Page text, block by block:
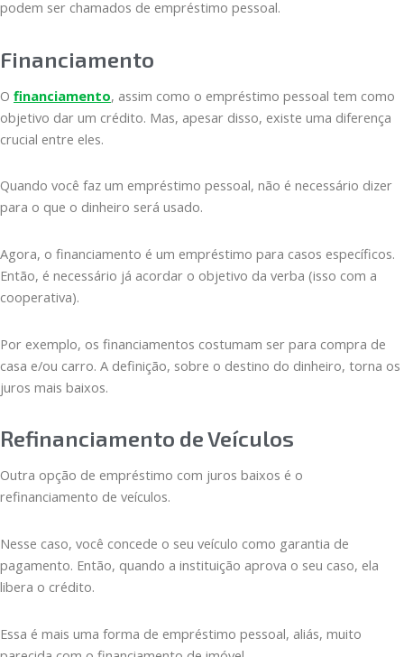
podem ser chamados de empréstimo pessoal.
Financiamento
O financiamento, assim como o empréstimo pessoal tem como
objetivo dar um crédito. Mas, apesar disso, existe uma diferença
crucial entre eles.
Quando você faz um empréstimo pessoal, não é necessário dizer
para o que o dinheiro será usado.
Agora, o financiamento é um empréstimo para casos específicos.
Então, é necessário já acordar o objetivo da verba (isso com a
cooperativa).
Por exemplo, os financiamentos costumam ser para compra de
casa e/ou carro. A definição, sobre o destino do dinheiro, torna os
juros mais baixos.
Refinanciamento de Veículos
Outra opção de empréstimo com juros baixos é o
refinanciamento de veículos.
Nesse caso, você concede o seu veículo como garantia de
pagamento. Então, quando a instituição aprova o seu caso, ela
libera o crédito.
Essa é mais uma forma de empréstimo pessoal, aliás, muito